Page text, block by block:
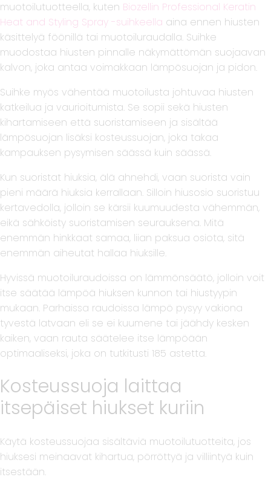
muotoilutuotteella, kuten Biozellin Professional Keratin
Heat and Styling Spray -suihkeella aina ennen hiusten
käsittelyä föönillä tai muotoiluraudalla. Suihke
muodostaa hiusten pinnalle näkymättömän suojaavan
kalvon, joka antaa voimakkaan lämpösuojan ja pidon.
Suihke myös vähentää muotoilusta johtuvaa hiusten
katkeilua ja vaurioitumista. Se sopii sekä hiusten
kihartamiseen että suoristamiseen ja sisältää
lämpösuojan lisäksi kosteussuojan, joka takaa
kampauksen pysymisen säässä kuin säässä.
Kun suoristat hiuksia, älä ahnehdi, vaan suorista vain
pieni määrä hiuksia kerrallaan. Silloin hiusosio suoristuu
kertavedolla, jolloin se kärsii kuumuudesta vähemmän,
eikä sähköisty suoristamisen seurauksena. Mitä
enemmän hinkkaat samaa, liian paksua osiota, sitä
enemmän aiheutat hallaa hiuksille.
Hyvissä muotoiluraudoissa on lämmönsäätö, jolloin voit
itse säätää lämpöä hiuksen kunnon tai hiustyypin
mukaan. Parhaissa raudoissa lämpö pysyy vakiona
tyvestä latvaan eli se ei kuumene tai jäähdy kesken
kaiken, vaan rauta säätelee itse lämpöään
optimaaliseksi, joka on tutkitusti 185 astetta.
Kosteussuoja laittaa
itsepäiset hiukset kuriin
Käytä kosteussuojaa sisältäviä muotoilutuotteita, jos
hiuksesi meinaavat kihartua, pörröttyä ja villiintyä kuin
itsestään.